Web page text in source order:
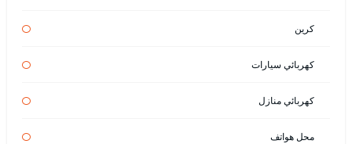
كرين
كهربائي سيارات
كهربائي منازل
محل هواتف